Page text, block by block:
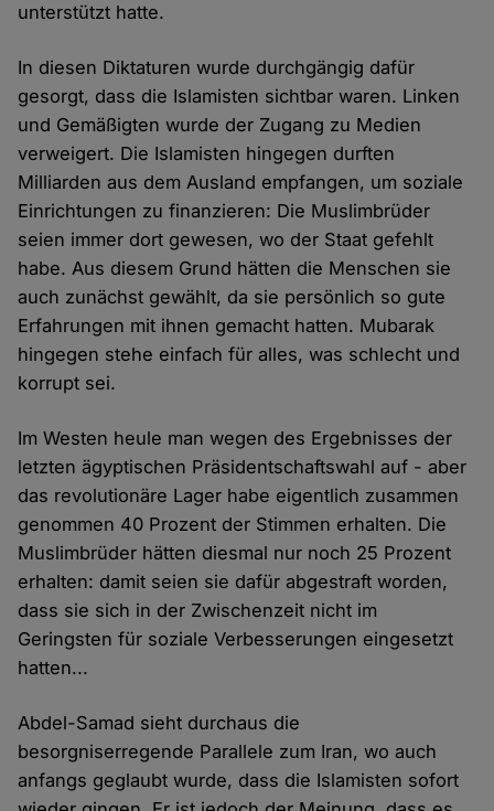
unterstützt hatte.
In diesen Diktaturen wurde durchgängig dafür
gesorgt, dass die Islamisten sichtbar waren. Linken
und Gemäßigten wurde der Zugang zu Medien
verweigert. Die Islamisten hingegen durften
Milliarden aus dem Ausland empfangen, um soziale
Einrichtungen zu finanzieren: Die Muslimbrüder
seien immer dort gewesen, wo der Staat gefehlt
habe. Aus diesem Grund hätten die Menschen sie
auch zunächst gewählt, da sie persönlich so gute
Erfahrungen mit ihnen gemacht hatten. Mubarak
hingegen stehe einfach für alles, was schlecht und
korrupt sei.
Im Westen heule man wegen des Ergebnisses der
letzten ägyptischen Präsidentschaftswahl auf - aber
das revolutionäre Lager habe eigentlich zusammen
genommen 40 Prozent der Stimmen erhalten. Die
Muslimbrüder hätten diesmal nur noch 25 Prozent
erhalten: damit seien sie dafür abgestraft worden,
dass sie sich in der Zwischenzeit nicht im
Geringsten für soziale Verbesserungen eingesetzt
hatten...
Abdel-Samad sieht durchaus die
besorgniserregende Parallele zum Iran, wo auch
anfangs geglaubt wurde, dass die Islamisten sofort